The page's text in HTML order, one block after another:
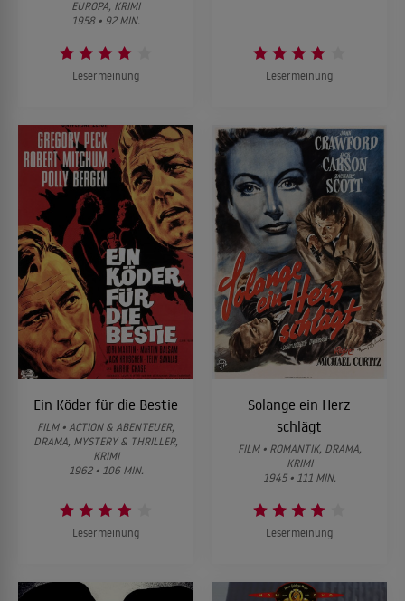
EUROPA, KRIMI
1958 • 92 MIN.
Lesermeinung Lesermeinung
Ein Köder für die Bestie
FILM • ACTION & ABENTEUER,
DRAMA, MYSTERY & THRILLER,
KRIMI
1962 • 106 MIN.
Lesermeinung
Solange ein Herz
schlägt
FILM • ROMANTIK, DRAMA,
KRIMI
1945 • 111 MIN.
Lesermeinung